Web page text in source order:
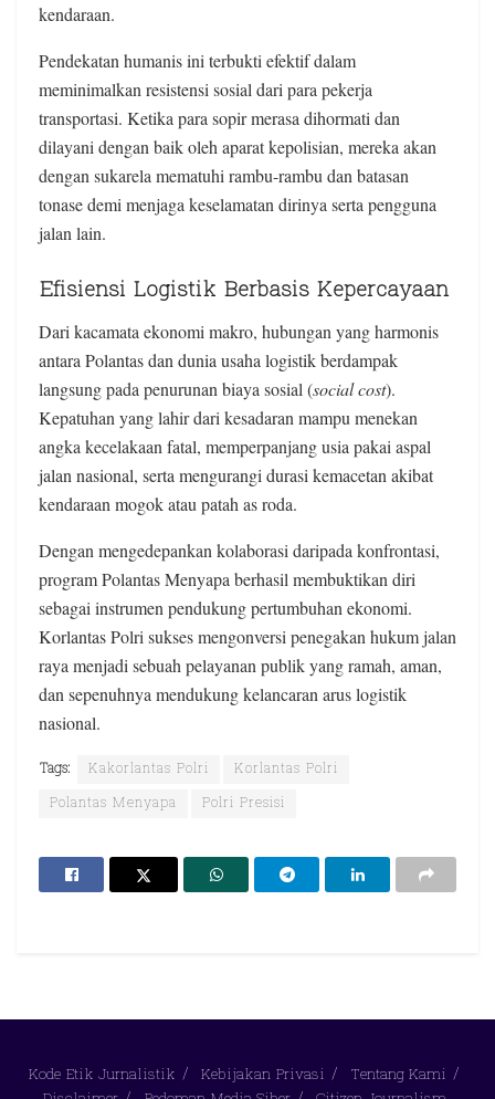
kendaraan.
Pendekatan humanis ini terbukti efektif dalam
meminimalkan resistensi sosial dari para pekerja
transportasi. Ketika para sopir merasa dihormati dan
dilayani dengan baik oleh aparat kepolisian, mereka akan
dengan sukarela mematuhi rambu-rambu dan batasan
tonase demi menjaga keselamatan dirinya serta pengguna
jalan lain.
Efisiensi Logistik Berbasis Kepercayaan
Dari kacamata ekonomi makro, hubungan yang harmonis
antara Polantas dan dunia usaha logistik berdampak
langsung pada penurunan biaya sosial (social cost).
Kepatuhan yang lahir dari kesadaran mampu menekan
angka kecelakaan fatal, memperpanjang usia pakai aspal
jalan nasional, serta mengurangi durasi kemacetan akibat
kendaraan mogok atau patah as roda.
Dengan mengedepankan kolaborasi daripada konfrontasi,
program Polantas Menyapa berhasil membuktikan diri
sebagai instrumen pendukung pertumbuhan ekonomi.
Korlantas Polri sukses mengonversi penegakan hukum jalan
raya menjadi sebuah pelayanan publik yang ramah, aman,
dan sepenuhnya mendukung kelancaran arus logistik
nasional.
Tags: Kakorlantas Polri
Korlantas Polri
Polantas Menyapa
Polri Presisi
Kode Etik Jurnalistik Kebijakan Privasi
Tentang Kami